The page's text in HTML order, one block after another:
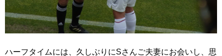
ハーフタイムには、久しぶりにSさんご夫妻にお会いし、思